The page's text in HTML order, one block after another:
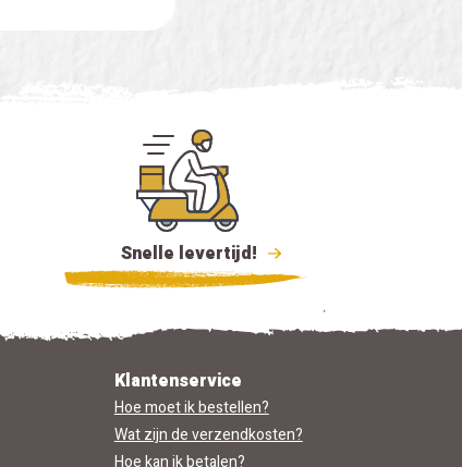
Snelle levertijd!
Klantenservice
Hoe moet ik bestellen?
Wat zijn de verzendkosten?
Hoe kan ik betalen?